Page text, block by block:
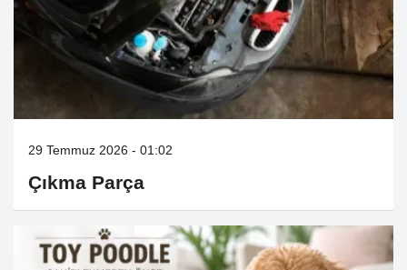
29 Temmuz 2026 - 01:02
Çıkma Parça